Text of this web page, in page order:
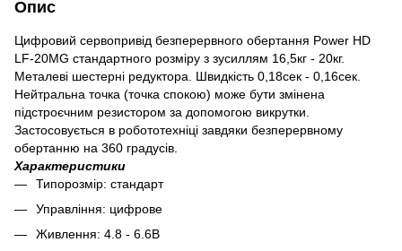
Опис
Цифровий сервопривід безперервного обертання Power HD
LF-20MG стандартного розміру з зусиллям 16,5кг - 20кг.
Металеві шестерні редуктора. Швидкість 0,18сек - 0,16сек.
Нейтральна точка (точка спокою) може бути змінена
підстроєчним резистором за допомогою викрутки.
Застосовується в робототехніці завдяки безперервному
обертанню на 360 градусів.
Характеристики
Типорозмір: стандарт
Управління: цифрове
Живлення: 4.8 - 6.6В